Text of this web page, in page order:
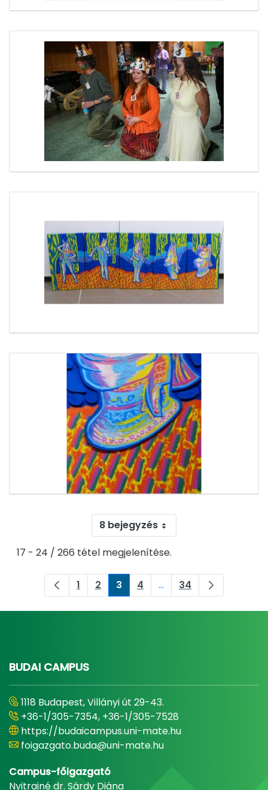
8 bejegyzés
17 - 24 / 266 tétel megjelenítése.
Oldal
1 Oldal
2 Oldal
3 Oldal
4 ...Köztes oldalak
Oldal
34
BUDAI CAMPUS
1118 Budapest, Villányi út 29-43.
+36-1/305-7354, +36-1/305-7528
https://budaicampus.uni-mate.hu
foigazgato.buda@uni-mate.hu
Campus-főigazgató
Nyitrainé dr. Sárdy Diána